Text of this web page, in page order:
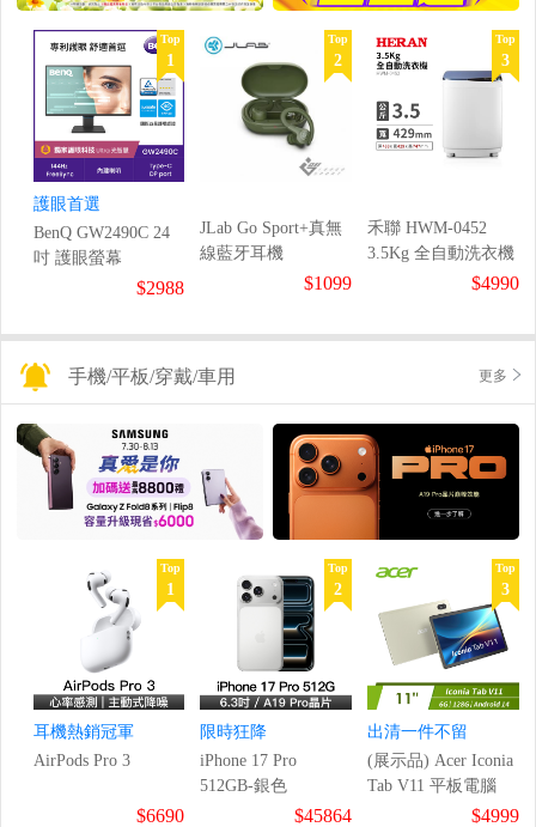
Top
1
護眼首選
BenQ GW2490C 24
吋 護眼螢幕
$2988
Top
2
JLab Go Sport+真無
線藍牙耳機
$1099
Top
3
禾聯 HWM-0452
3.5Kg 全自動洗衣機
$4990
手機/平板/穿戴/車用 更多
Top
1
耳機熱銷冠軍
AirPods Pro 3
$6690
Top
2
限時狂降
iPhone 17 Pro
512GB-銀色
$45864
Top
3
出清一件不留
(展示品) Acer Iconia
Tab V11 平板電腦
$4999